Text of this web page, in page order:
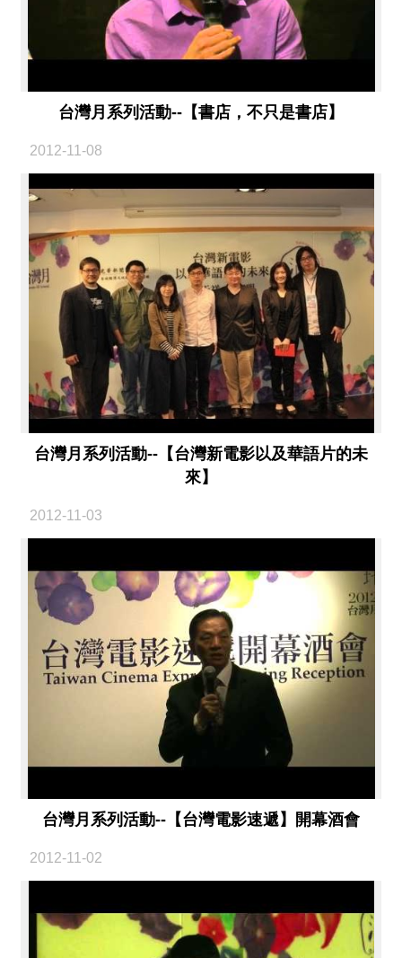
台灣月系列活動--【書店，不只是書店】
2012-11-08
台灣月系列活動--【台灣新電影以及華語片的未
來】
2012-11-03
台灣月系列活動--【台灣電影速遞】開幕酒會
2012-11-02